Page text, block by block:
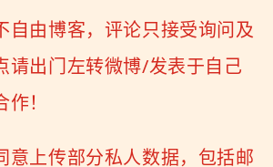
自由博客，评论只接受询问及
请出门左转微博/发表于自己
！
意上传部分私人数据，包括邮